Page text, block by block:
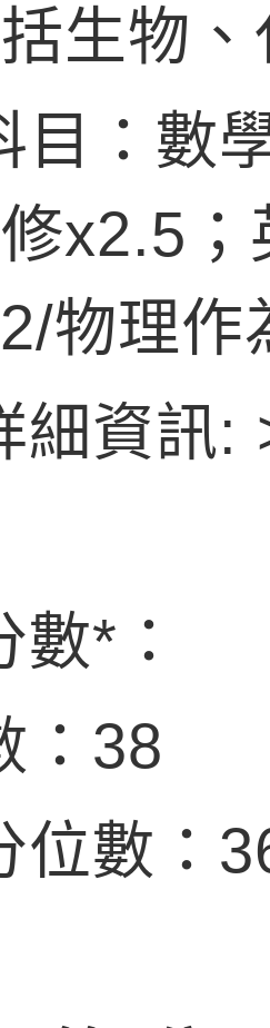
生物
目：數
x2.5
物理作
細資訊:
*：
：38
位數：